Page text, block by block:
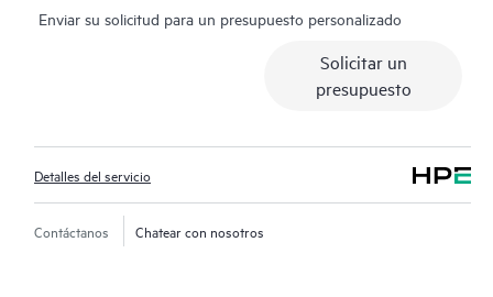
mucho tiempo y reciben orientación sobre la operación, gestión
acceso a un portal de servicios HPE mejorado que ofrece datos
accionables, gestión de activos, herramientas de autoservicio y
Enviar su solicitud para un presupuesto personalizado
Solicitar un
presupuesto
Detalles del servicio
Contáctanos Chatear con nosotros